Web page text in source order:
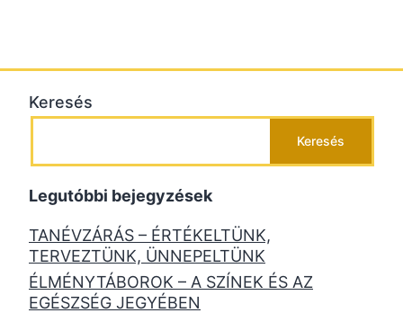
Keresés
Keresés
Legutóbbi bejegyzések
TANÉVZÁRÁS – ÉRTÉKELTÜNK,
TERVEZTÜNK, ÜNNEPELTÜNK
ÉLMÉNYTÁBOROK – A SZÍNEK ÉS AZ
EGÉSZSÉG JEGYÉBEN